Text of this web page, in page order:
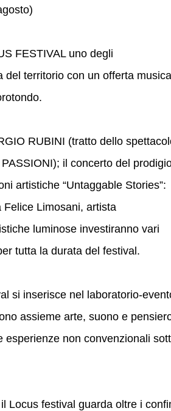
FESTIVAL uno degli
territorio con un offerta
RUBINI (tratto dello
il concerto del
artistiche “Untaggable Stories”:
Felice Limosani, artista
luminose investiranno vari
tutta la durata del festival.
si inserisce nel laboratorio-
assieme arte, suono e
esperienze non convenzionali
Locus festival guarda oltre i